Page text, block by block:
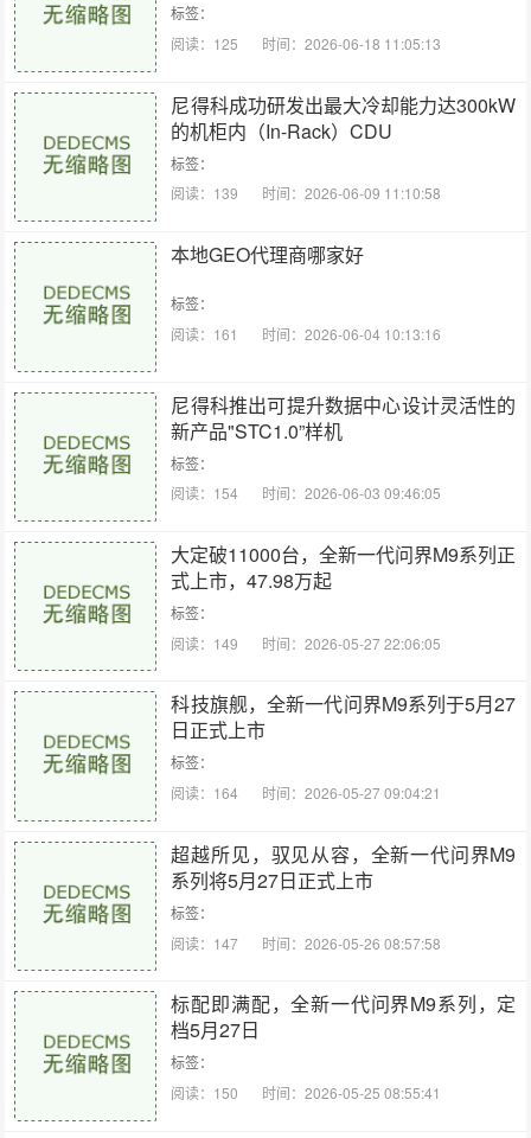
标签：
阅读：125
时间：2026-06-18 11:05:13
尼得科成功研发出最大冷却能力达300kW
的机柜内（In-Rack）CDU
标签：
阅读：139
时间：2026-06-09 11:10:58
本地GEO代理商哪家好
标签：
阅读：161
时间：2026-06-04 10:13:16
尼得科推出可提升数据中心设计灵活性的
新产品"STC1.0”样机
标签：
阅读：154
时间：2026-06-03 09:46:05
大定破11000台，全新一代问界M9系列正
式上市，47.98万起
标签：
阅读：149
时间：2026-05-27 22:06:05
科技旗舰，全新一代问界M9系列于5月27
日正式上市
标签：
阅读：164
时间：2026-05-27 09:04:21
超越所见，驭见从容，全新一代问界M9
系列将5月27日正式上市
标签：
阅读：147
时间：2026-05-26 08:57:58
标配即满配，全新一代问界M9系列，定
档5月27日
标签：
阅读：150
时间：2026-05-25 08:55:41